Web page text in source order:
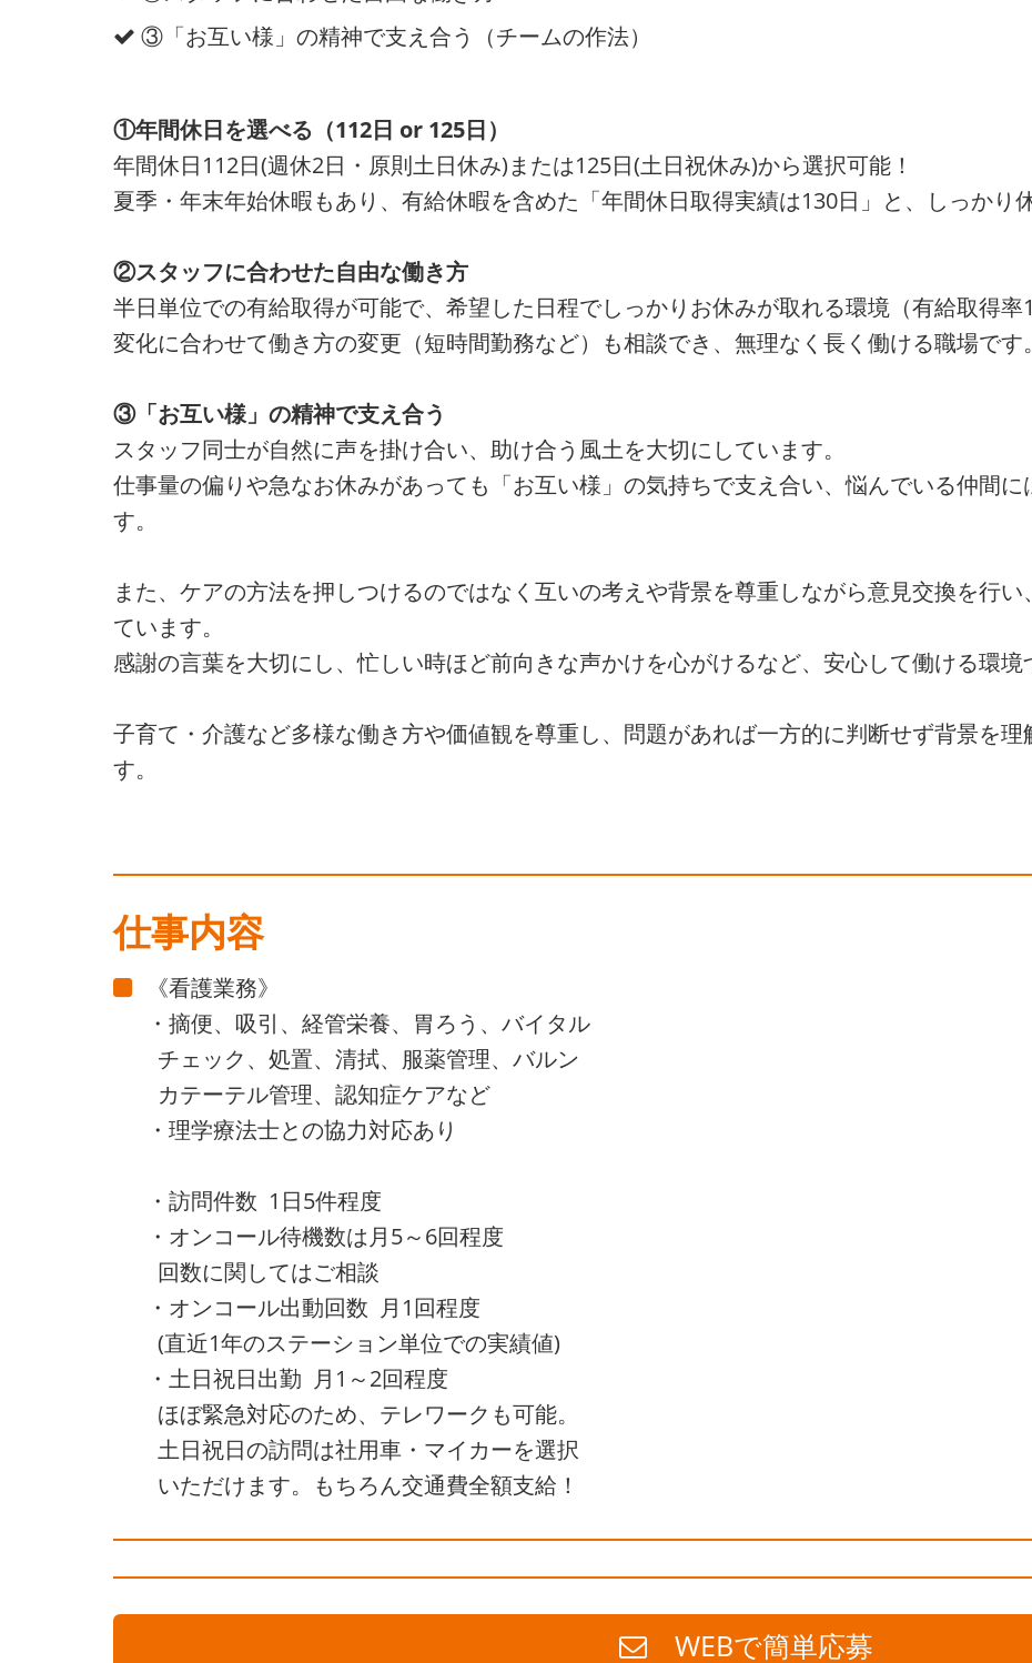
③「お互い様」の精神で支え合う（チームの作法）
①年間休日を選べる（112日 or 125日）
年間休日112日(週休2日・原則土日休み)または125日(土日祝休み)から選択可能！
夏季・年末年始休暇もあり、有給休暇を含めた「年間休日取得実績は130日」と、しっかり
②スタッフに合わせた自由な働き方
半日単位での有給取得が可能で、希望した日程でしっかりお休みが取れる環境（有給取得
変化に合わせて働き方の変更（短時間勤務など）も相談でき、無理なく長く働ける職場です。
③「お互い様」の精神で支え合う
スタッフ同士が自然に声を掛け合い、助け合う風土を大切にしています。
仕事量の偏りや急なお休みがあっても「お互い様」の気持ちで支え合い、悩んでいる仲間
す。
また、ケアの方法を押しつけるのではなく互いの考えや背景を尊重しながら意見交換を行
ています。
感謝の言葉を大切にし、忙しい時ほど前向きな声かけを心がけるなど、安心して働ける環境
子育て・介護など多様な働き方や価値観を尊重し、問題があれば一方的に判断せず背景を
す。
仕事内容
《看護業務》
・摘便、吸引、経管栄養、胃ろう、バイタル
チェック、処置、清拭、服薬管理、バルン
カテーテル管理、認知症ケアなど
・理学療法士との協力対応あり
・訪問件数 1日5件程度
・オンコール待機数は月5～6回程度
回数に関してはご相談
・オンコール出動回数 月1回程度
(直近1年のステーション単位での実績値)
・土日祝日出勤 月1～2回程度
ほぼ緊急対応のため、テレワークも可能。
土日祝日の訪問は社用車・マイカーを選択
いただけます。もちろん交通費全額支給！
WEBで簡単応募